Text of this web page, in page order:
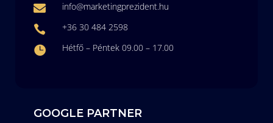
 info@marketingprezident.hu
 +36 30 484 2598
 Hétfő – Péntek 09.00 – 17.00
GOOGLE PARTNER